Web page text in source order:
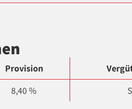
Provision
8,40 %